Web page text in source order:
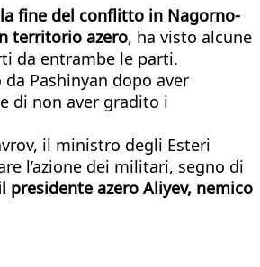
la fine del conflitto in Nagorno-
territorio azero, ha visto alcune
da entrambe le parti.
Pashinyan dopo aver
di non aver gradito i
il ministro degli Esteri
l’azione dei militari, segno di
presidente azero Aliyev, nemico